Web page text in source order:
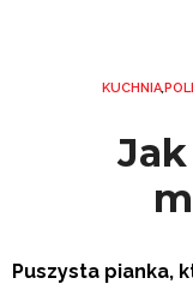
KUCHNIA,
Puszysta pianka,